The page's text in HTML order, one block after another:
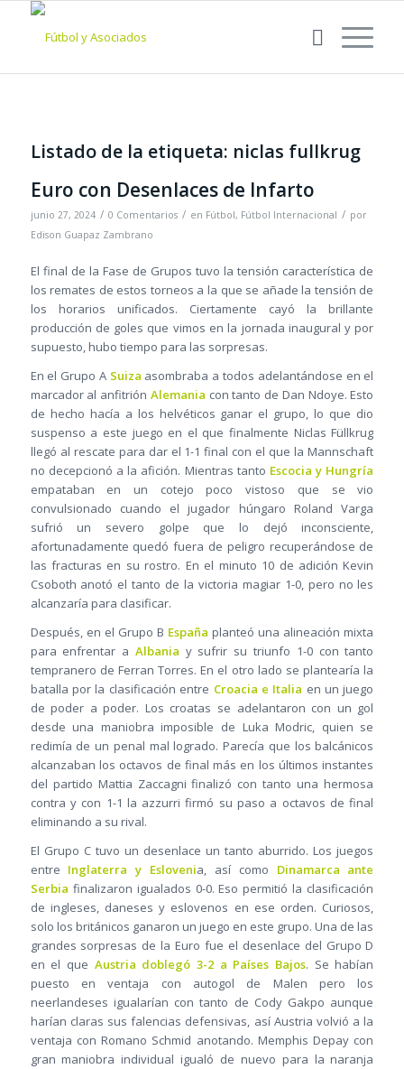
Listado de la etiqueta: niclas fullkrug
Euro con Desenlaces de Infarto
junio 27, 2024 / 0 Comentarios / en Fútbol, Fútbol Internacional / por
Edison Guapaz Zambrano
El final de la Fase de Grupos tuvo la tensión característica de
los remates de estos torneos a la que se añade la tensión de
los horarios unificados. Ciertamente cayó la brillante
producción de goles que vimos en la jornada inaugural y por
supuesto, hubo tiempo para las sorpresas.
En el Grupo A Suiza asombraba a todos adelantándose en el
marcador al anfitrión Alemania con tanto de Dan Ndoye. Esto
de hecho hacía a los helvéticos ganar el grupo, lo que dio
suspenso a este juego en el que finalmente Niclas Füllkrug
llegó al rescate para dar el 1-1 final con el que la Mannschaft
no decepcionó a la afición. Mientras tanto Escocia y Hungría
empataban en un cotejo poco vistoso que se vio
convulsionado cuando el jugador húngaro Roland Varga
sufrió un severo golpe que lo dejó inconsciente,
afortunadamente quedó fuera de peligro recuperándose de
las fracturas en su rostro. En el minuto 10 de adición Kevin
Csoboth anotó el tanto de la victoria magiar 1-0, pero no les
alcanzaría para clasificar.
Después, en el Grupo B España planteó una alineación mixta
para enfrentar a Albania y sufrir su triunfo 1-0 con tanto
tempranero de Ferran Torres. En el otro lado se plantearía la
batalla por la clasificación entre Croacia e Italia en un juego
de poder a poder. Los croatas se adelantaron con un gol
desde una maniobra imposible de Luka Modric, quien se
redimía de un penal mal logrado. Parecía que los balcánicos
alcanzaban los octavos de final más en los últimos instantes
del partido Mattia Zaccagni finalizó con tanto una hermosa
contra y con 1-1 la azzurri firmó su paso a octavos de final
eliminando a su rival.
El Grupo C tuvo un desenlace un tanto aburrido. Los juegos
entre Inglaterra y Eslovenia, así como Dinamarca ante
Serbia finalizaron igualados 0-0. Eso permitió la clasificación
de ingleses, daneses y eslovenos en ese orden. Curiosos,
solo los británicos ganaron un juego en este grupo. Una de las
grandes sorpresas de la Euro fue el desenlace del Grupo D
en el que Austria doblegó 3-2 a Países Bajos. Se habían
puesto en ventaja con autogol de Malen pero los
neerlandeses igualarían con tanto de Cody Gakpo aunque
harían claras sus falencias defensivas, así Austria volvió a la
ventaja con Romano Schmid anotando. Memphis Depay con
gran maniobra individual igualó de nuevo para la naranja